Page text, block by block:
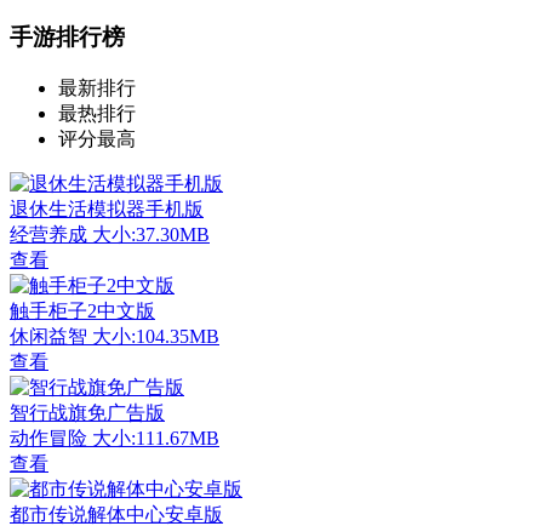
手游排行榜
最新排行
最热排行
评分最高
退休生活模拟器手机版
经营养成 大小:37.30MB
查看
触手柜子2中文版
休闲益智 大小:104.35MB
查看
智行战旗免广告版
动作冒险 大小:111.67MB
查看
都市传说解体中心安卓版